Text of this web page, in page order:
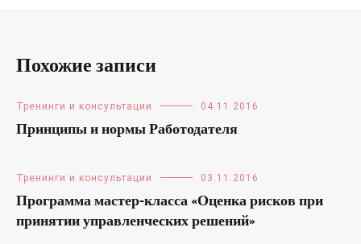
Похожие записи
Тренинги и консультации 04.11.2016
Принципы и нормы Работодателя
Тренинги и консультации 03.11.2016
Программа мастер-класса «Оценка рисков при
принятии управленческих решений»